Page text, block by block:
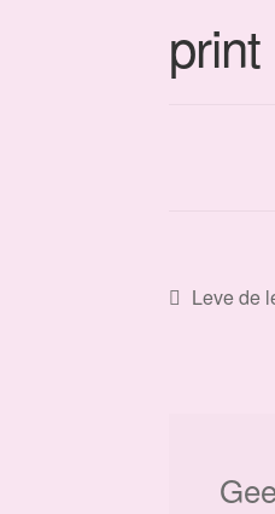
Vorig
Leve de